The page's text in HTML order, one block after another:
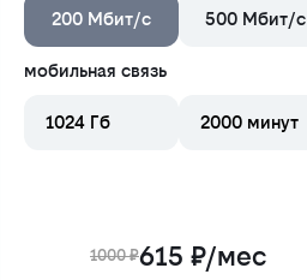
200 Мбит/с 500 Мбит/с
мобильная связь
1024 Гб 2000 минут
1000 ₽615 ₽/мес